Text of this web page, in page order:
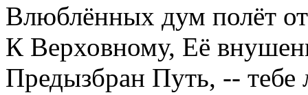
Влюблённых дум полёт
К Верховному, Её
Предызбран Путь, -- тебе